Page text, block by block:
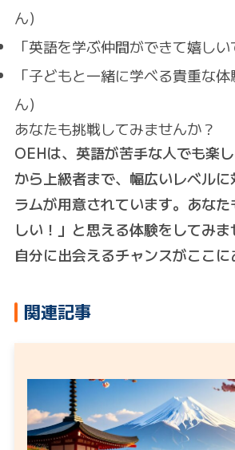
ん）
「英語を学ぶ仲間ができて嬉しい
「子どもと一緒に学べる貴重な
ん）
あなたも挑戦してみませんか？
OEHは、英語が苦手な人でも楽
から上級者まで、幅広いレベル
ラムが用意されています。あな
しい！」と思える体験をしてみ
自分に出会えるチャンスがここに
関連記事